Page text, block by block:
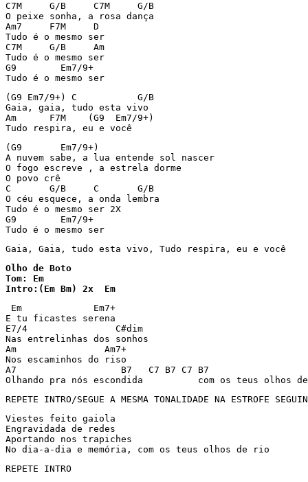
C7M	G/B	C7M	G/B
O peixe sonha, a rosa dança
Am7	F7M	D
Tudo é o mesmo ser
C7M	G/B	Am
Tudo é o mesmo ser
G9	  Em7/9+
Tudo é o mesmo ser
(G9 Em7/9+) C		G/B
Gaia, gaia, tudo esta vivo
Am	F7M    (G9  Em7/9+)
Tudo respira, eu e você
(G9	  Em7/9+)
A nuvem sabe, a lua entende sol nascer
O fogo escreve , a estrela dorme
O povo crê
C	G/B	C	G/B
O céu esquece, a onda lembra
Tudo é o mesmo ser 2X
G9	  Em7/9+
Tudo é o mesmo ser
Gaia, Gaia, tudo esta vivo, Tudo respira, eu e você
Olho de Boto
Tom: Em
Em             Em7+
E tu ficastes serena
E7/4                C#dim
Nas entrelinhas dos sonhos
Am                Am7+
Nos escaminhos do riso
A7                   B7   C7 B7 C7 B7
Olhando pra nós escondida          com os teus olhos
REPETE INTRO/SEGUE A MESMA TONALIDADE NA ESTROFE
Viestes feito gaiola
Engravidada de redes
Aportando nos trapiches
No dia-a-dia e memória, com os teus olhos de rio
REPETE INTRO